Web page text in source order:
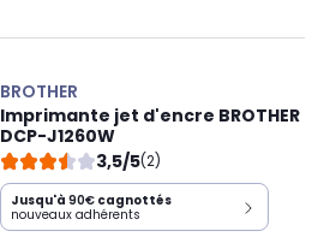
BROTHER
Imprimante jet d'encre BROTHER
DCP-J1260W
3,5/5(2)
Jusqu'à 90€ cagnottés
nouveaux adhérents